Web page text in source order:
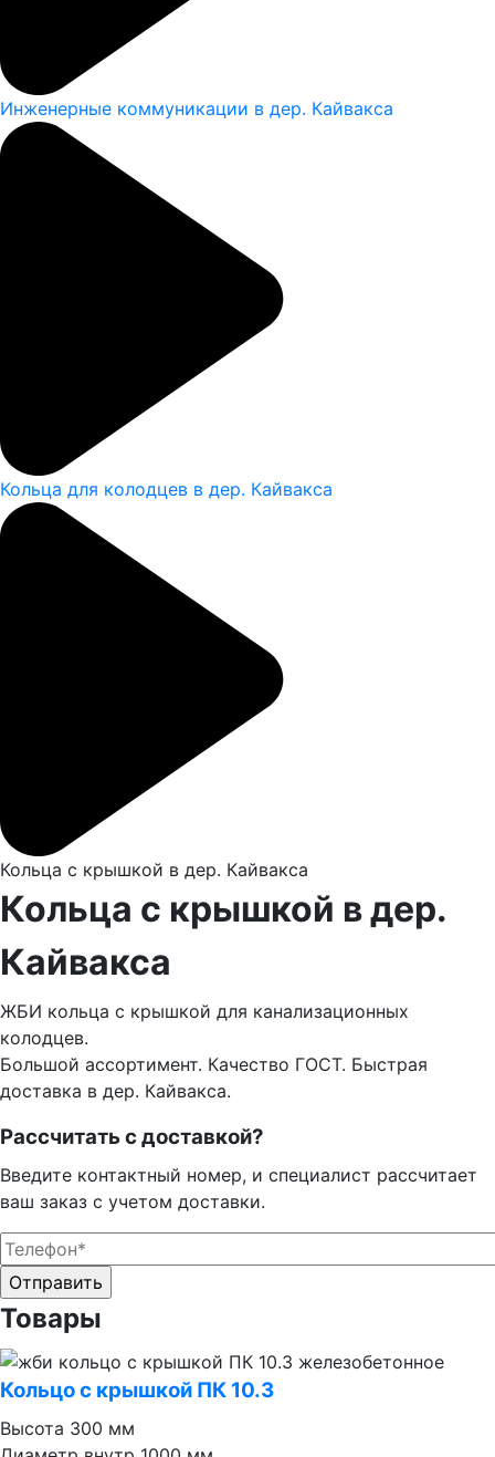
Инженерные коммуникации в дер. Кайвакса
Кольца для колодцев в дер. Кайвакса
Кольца с крышкой в дер. Кайвакса
Кольца с крышкой в дер.
Кайвакса
ЖБИ кольца с крышкой для канализационных
колодцев.
Большой ассортимент. Качество ГОСТ. Быстрая
доставка в дер. Кайвакса.
Рассчитать с доставкой?
Введите контактный номер, и специалист рассчитает
ваш заказ с учетом доставки.
Товары
Кольцо с крышкой ПК 10.3
Высота 300 мм